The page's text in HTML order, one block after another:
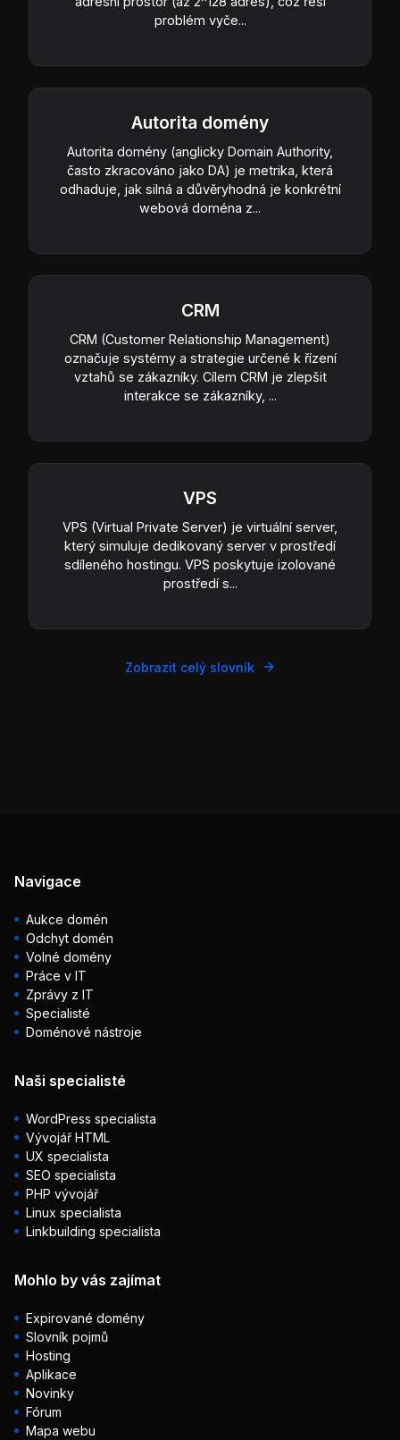
problém vyče...
Autorita domény
Autorita domény (anglicky Domain Authority,
často zkracováno jako DA) je metrika, která
odhaduje, jak silná a důvěryhodná je konkrétní
webová doména z...
CRM
CRM (Customer Relationship Management)
označuje systémy a strategie určené k řízení
vztahů se zákazníky. Cílem CRM je zlepšit
interakce se zákazníky, ...
VPS
VPS (Virtual Private Server) je virtuální server,
který simuluje dedikovaný server v prostředí
sdíleného hostingu. VPS poskytuje izolované
prostředí s...
Zobrazit celý slovník
Navigace
Aukce domén
Odchyt domén
Volné domény
Práce v IT
Zprávy z IT
Specialisté
Doménové nástroje
Naši specialisté
WordPress specialista
Vývojář HTML
UX specialista
SEO specialista
PHP vývojář
Linux specialista
Linkbuilding specialista
Mohlo by vás zajímat
Expirované domény
Slovník pojmů
Hosting
Aplikace
Novinky
Fórum
Mapa webu